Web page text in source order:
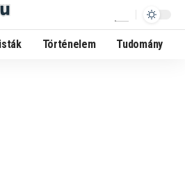
Történelem Tudomány